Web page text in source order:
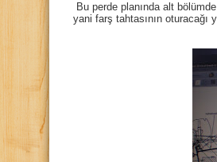
Bu perde planında alt
yani farş tahtasının